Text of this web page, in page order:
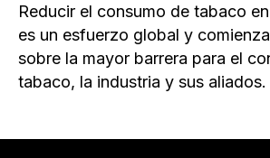
Reducir el consumo de tabaco
es un esfuerzo global y
sobre la mayor barrera para el
tabaco, la industria y sus aliados.